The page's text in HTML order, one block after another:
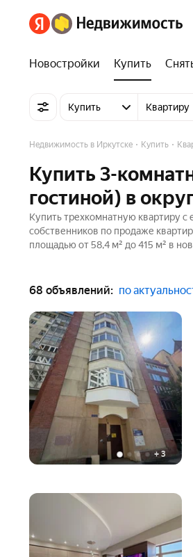
Новостройки Купить
Купить Квартиру
Недвижимость в Иркутске Купить
Купить 3-
гостиной) в
Купить трехкомнатную квартиру с
собственников по продаже
площадью от 58,4 м² до 415 м² в
68 объявлений: по
+ 3